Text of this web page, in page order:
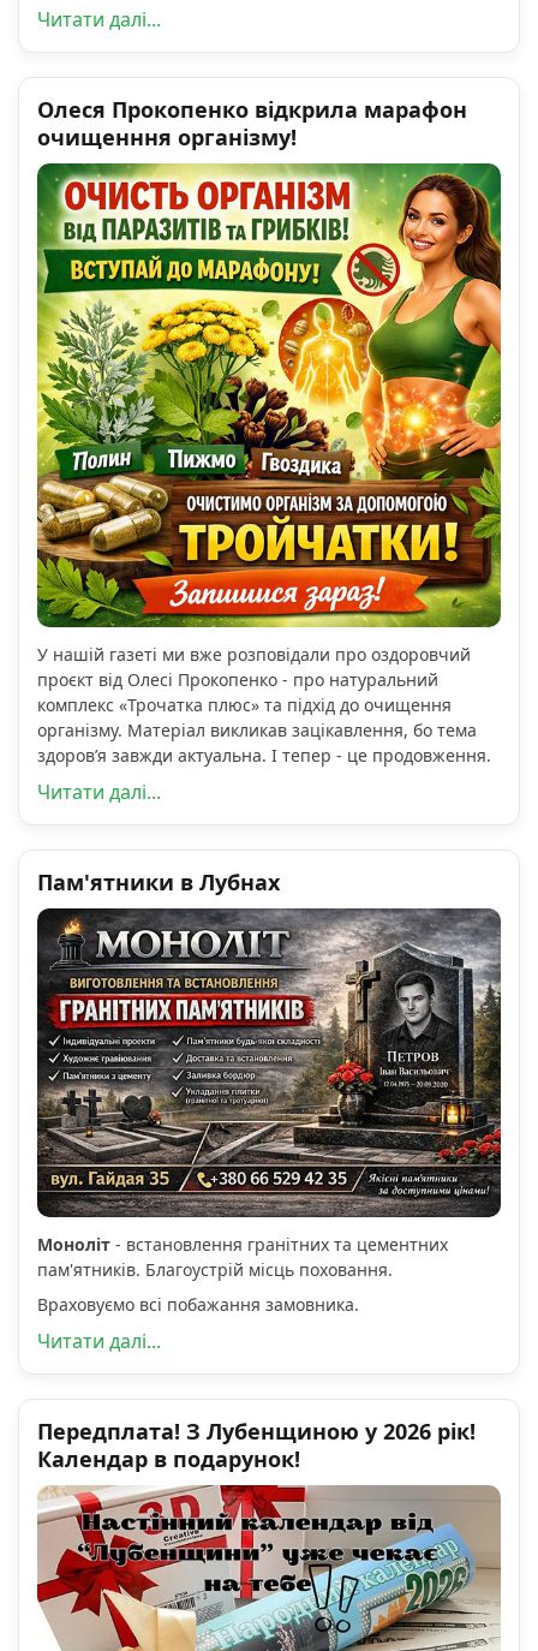
Читати далі...
Олеся Прокопенко відкрила марафон
очищенння організму!
У нашій газеті ми вже розповідали про оздоровчий
проєкт від Олесі Прокопенко - про натуральний
комплекс «Трочатка плюс» та підхід до очищення
організму. Матеріал викликав зацікавлення, бо тема
здоров’я завжди актуальна. І тепер - це продовження.
Читати далі...
Пам'ятники в Лубнах
Моноліт - встановлення гранітних та цементних
пам'ятників. Благоустрій місць поховання.
Враховуємо всі побажання замовника.
Читати далі...
Передплата! З Лубенщиною у 2026 рік!
Календар в подарунок!